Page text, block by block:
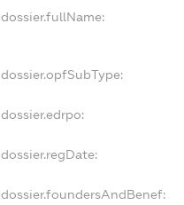
dossier.fullName:
dossier.opfSubType:
dossier.edrpo:
dossier.regDate:
dossier.foundersAndBenef: